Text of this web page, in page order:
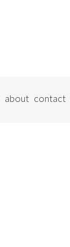
about contact